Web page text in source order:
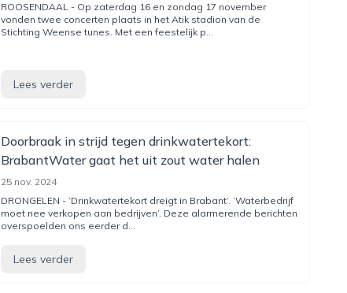
ROOSENDAAL - Op zaterdag 16 en zondag 17 november
vonden twee concerten plaats in het Atik stadion van de
Stichting Weense tunes. Met een feestelijk p...
Lees verder
Doorbraak in strijd tegen drinkwatertekort:
BrabantWater gaat het uit zout water halen
25 nov. 2024
DRONGELEN - ‘Drinkwatertekort dreigt in Brabant’. ‘Waterbedrijf
moet nee verkopen aan bedrijven’. Deze alarmerende berichten
overspoelden ons eerder d...
Lees verder